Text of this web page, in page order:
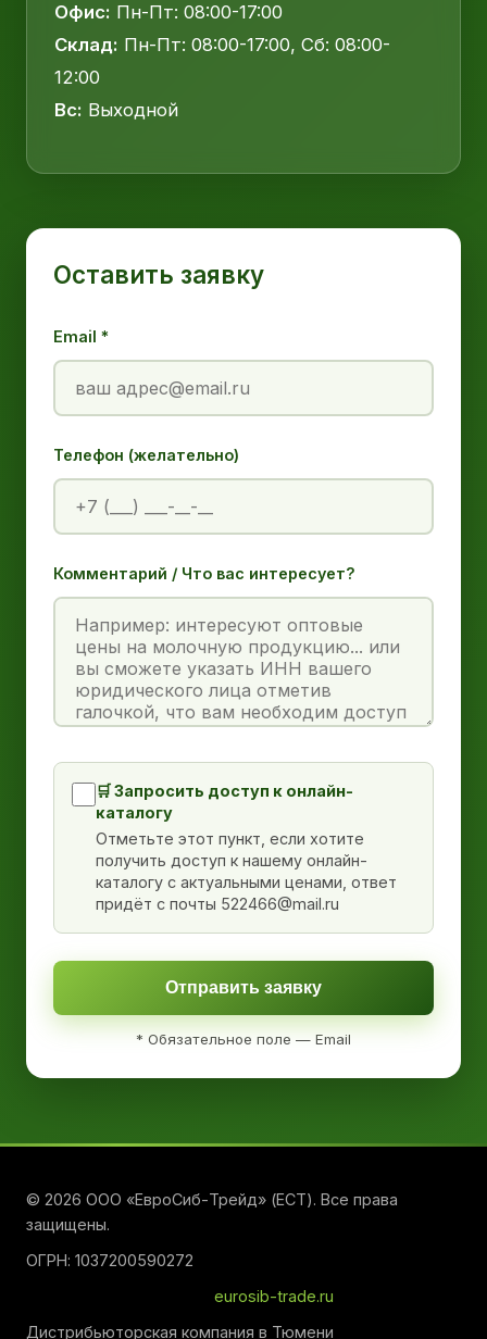
Офис: Пн-Пт: 08:00-17:00
Склад: Пн-Пт: 08:00-17:00, Сб: 08:00-
12:00
Вс: Выходной
Оставить заявку
Email *
Телефон (желательно)
Комментарий / Что вас интересует?
🛒 Запросить доступ к онлайн-
каталогу
Отметьте этот пункт, если хотите
получить доступ к нашему онлайн-
каталогу с актуальными ценами, ответ
придёт с почты 522466@mail.ru
Отправить заявку
* Обязательное поле — Email
© 2026 ООО «ЕвроСиб-Трейд» (ЕСТ). Все права
защищены.
ОГРН: 1037200590272
eurosib-trade.ru
Дистрибьюторская компания в Тюмени